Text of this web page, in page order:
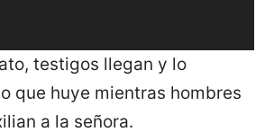
testigos llegan y lo
que huye mientras hombres
a la señora.